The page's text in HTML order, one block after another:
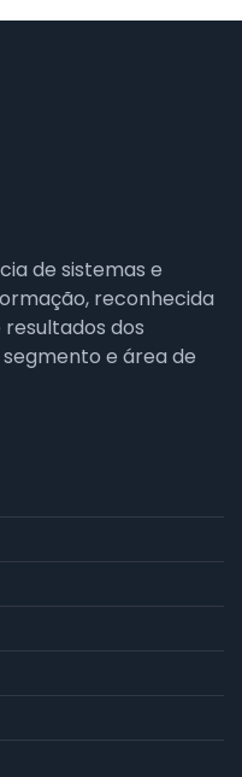
de sistemas e
reconhecida
dos
e área de